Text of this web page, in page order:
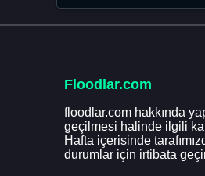
Floodlar.com
floodlar.com hakkında
geçilmesi halinde ilgili
Hafta içerisinde
durumlar için irtibata